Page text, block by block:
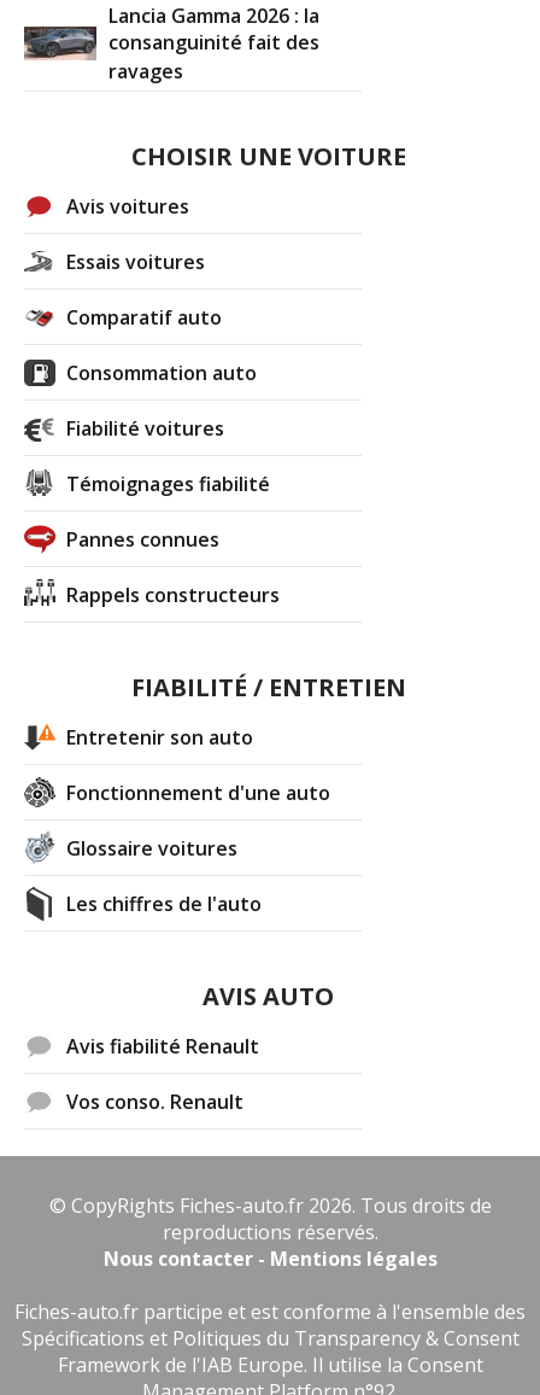
Lancia Gamma 2026 : la
consanguinité fait des
ravages
CHOISIR UNE VOITURE
Avis voitures
Essais voitures
Comparatif auto
Consommation auto
Fiabilité voitures
Témoignages fiabilité
Pannes connues
Rappels constructeurs
FIABILITÉ / ENTRETIEN
Entretenir son auto
Fonctionnement d'une auto
Glossaire voitures
Les chiffres de l'auto
AVIS AUTO
Avis fiabilité Renault
Vos conso. Renault
© CopyRights Fiches-auto.fr 2026. Tous droits de
reproductions réservés.
Nous contacter - Mentions légales
Fiches-auto.fr participe et est conforme à l'ensemble des
Spécifications et Politiques du Transparency & Consent
Framework de l'IAB Europe. Il utilise la Consent